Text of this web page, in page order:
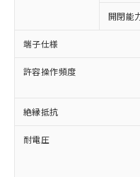
開閉能
端子仕様
許容操作頻度
絶縁抵抗
耐電圧
商品の当
(税抜)を提
当社制御
本サービ
ことをご
在庫状況
記載して
タに基づ
覧された
準価格と
非含有の対応状
非該当品：ライ
害物質有無と関
仕入先様の事情
いたものが、含
むを得ず変更す
六価クロム(Cr(Ⅵ))
類(PBB) 1000ppm以
「○」：最大均
基準値以下であ
「×」：最大均
基準値を超えて
「－」：未確認
*中国RoHS10物質の
Pb(鉛) :1000ppm、
Cr(Ⅵ)(六価クロム) :
当社は、
為替およ
（以下｢規
または国
国政府の
可)を取得